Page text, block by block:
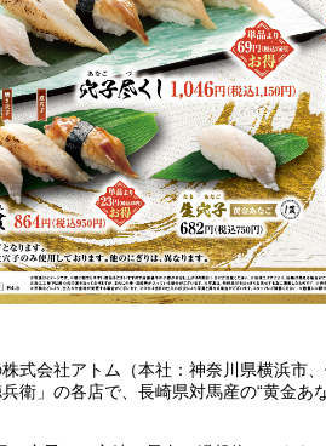
株式会社アトム（本社：神奈川県横浜
衛」の各店で、長崎県対馬産の“黄金あ